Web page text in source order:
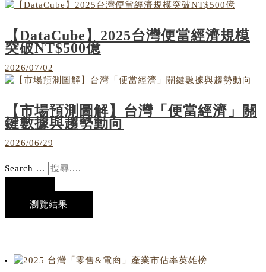
【DataCube】2025台灣便當經濟規模
突破NT$500億
2026/07/02
【市場預測圖解】台灣「便當經濟」關
鍵數據與趨勢動向
2026/06/29
Search ...
瀏覽結果